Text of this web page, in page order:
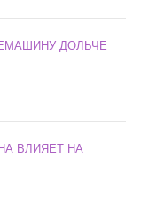
ДОЛЬЧЕ
ВЛИЯЕТ НА